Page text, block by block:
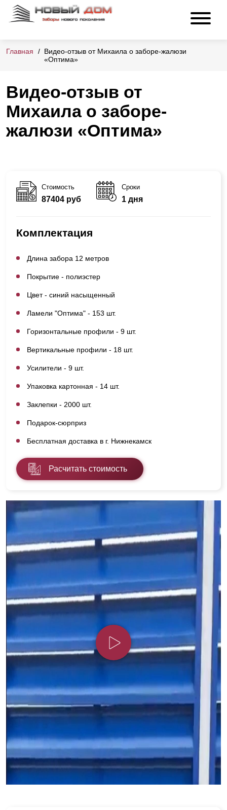
Главная
Видео-отзыв от Михаила о заборе-жалюзи
«Оптима»
Видео-отзыв от
Михаила о заборе-
жалюзи «Оптима»
Стоимость
87404 руб
Сроки
1 дня
Комплектация
Длина забора 12 метров
Покрытие - полиэстер
Цвет - синий насыщенный
Ламели "Оптима" - 153 шт.
Горизонтальные профили - 9 шт.
Вертикальные профили - 18 шт.
Усилители - 9 шт.
Упаковка картонная - 14 шт.
Заклепки - 2000 шт.
Подарок-сюрприз
Бесплатная доставка в г. Нижнекамск
Расчитать стоимость